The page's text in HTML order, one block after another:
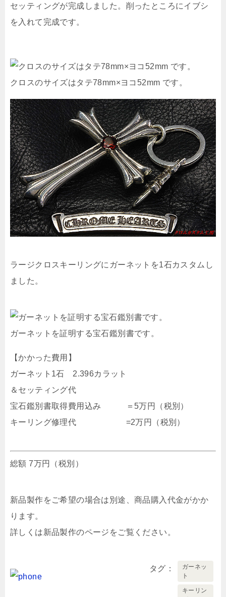
セッティングが完成しました。削ったところにイブシ
を入れて完成です。
クロスのサイズはタテ78mm×ヨコ52mm です。
ラージクロスキーリングにガーネットを1石カスタムし
ました。
ガーネットを証明する宝石鑑別書です。
【かかった費用】
ガーネット1石 2.396カラット
＆セッティング代
宝石鑑別書取得費用込み ＝5万円（税別）
キーリング修理代 =2万円（税別）
総額 7万円（税別）
新品製作をご希望の場合は別途、商品購入代金がかか
ります。
詳しくは新品製作のページをご覧ください。
タグ
ガーネッ
ト
キーリン